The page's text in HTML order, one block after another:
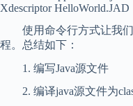
Xdescriptor HelloWorld.JAD
使用命令行方式让我们
程。总结如下：
1. 编写Java源文件
2. 编译java源文件为